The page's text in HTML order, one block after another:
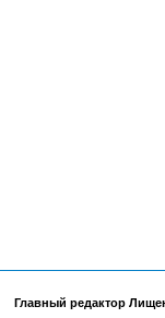
Главный редактор